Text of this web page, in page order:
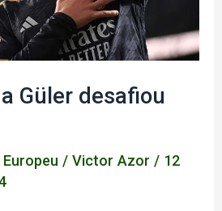
Güler desafiou
/Victor Azor / 12